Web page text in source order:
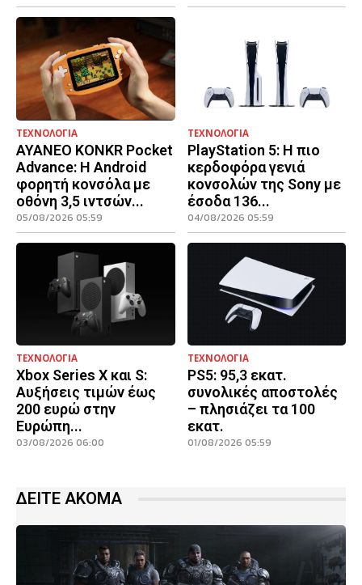
ΤΕΧΝΟΛΟΓΙΑ
AYANEO KONKR Pocket
Advance: Η Android
φορητή κονσόλα με
οθόνη 3,5 ιντσών...
05/08/2026 05:59
ΤΕΧΝΟΛΟΓΙΑ
PlayStation 5: Η πιο
κερδοφόρα γενιά
κονσολών της Sony με
έσοδα 136...
04/08/2026 05:59
ΤΕΧΝΟΛΟΓΙΑ
Xbox Series X και S:
Αυξήσεις τιμών έως
200 ευρώ στην
Ευρώπη...
03/08/2026 06:00
ΤΕΧΝΟΛΟΓΙΑ
PS5: 95,3 εκατ.
συνολικές αποστολές
– πλησιάζει τα 100
εκατ.
01/08/2026 05:59
ΔΕΙΤΕ ΑΚΟΜΑ